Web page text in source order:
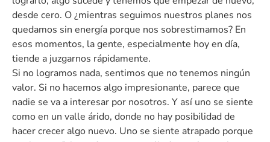
desde cero. O ¿mientras seguimos nuestros planes nos
quedamos sin energía porque nos sobrestimamos? En
esos momentos, la gente, especialmente hoy en día,
tiende a juzgarnos rápidamente.
Si no logramos nada, sentimos que no tenemos ningún
valor. Si no hacemos algo impresionante, parece que
nadie se va a interesar por nosotros. Y así uno se siente
como en un valle árido, donde no hay posibilidad de
hacer crecer algo nuevo. Uno se siente atrapado porque